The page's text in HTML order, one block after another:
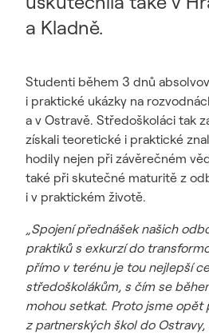
a Kladně.
Studenti během 3 dnů
i praktické ukázky na
a v Ostravě. Středoškoláci tak
získali teoretické i praktické
hodily nejen při závěrečném
také při skutečné maturitě z
i v praktickém životě.
„Spojení přednášek našich
praktiků s exkurzí do
přímo v terénu je tou nejlepší
středoškolákům, s čím se
mohou setkat. Proto jsme opět
z partnerských škol do